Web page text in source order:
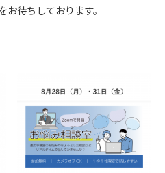
お待ちしております。